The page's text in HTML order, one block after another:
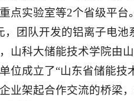
点实验室等2个省级平
，团队开发的铝离子电池
山科大储能技术学院由
位成立了“山东省储能技
业架起合作交流的桥梁